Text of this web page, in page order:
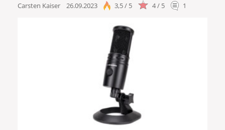
Carsten Kaiser 26.09.2023 3,5 / 5 4 / 5 1